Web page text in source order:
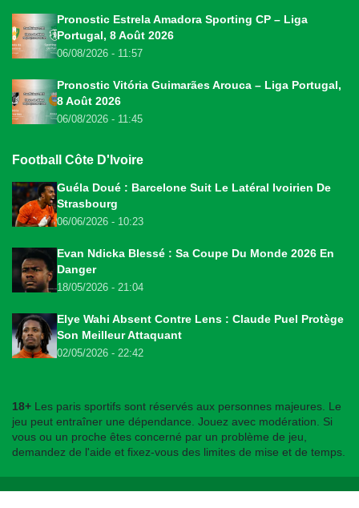
Pronostic Estrela Amadora Sporting CP – Liga
Portugal, 8 Août 2026
06/08/2026 - 11:57
Pronostic Vitória Guimarães Arouca – Liga Portugal,
8 Août 2026
06/08/2026 - 11:45
Football Côte D'Ivoire
Guéla Doué : Barcelone Suit Le Latéral Ivoirien De
Strasbourg
06/06/2026 - 10:23
Evan Ndicka Blessé : Sa Coupe Du Monde 2026 En
Danger
18/05/2026 - 21:04
Elye Wahi Absent Contre Lens : Claude Puel Protège
Son Meilleur Attaquant
02/05/2026 - 22:42
18+ Les paris sportifs sont réservés aux personnes majeures. Le
jeu peut entraîner une dépendance. Jouez avec modération. Si
vous ou un proche êtes concerné par un problème de jeu,
demandez de l'aide et fixez-vous des limites de mise et de temps.